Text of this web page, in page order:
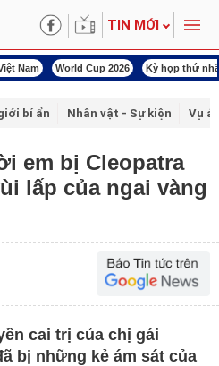
TIN MỚI
Nam World Cup 2026 Kỳ họp thứ
bí ẩn Nhân vật - Sự kiện Vụ
em bị Cleopatra
lấp của ngai vàng
cai trị của chị gái
bị những kẻ ám sát của